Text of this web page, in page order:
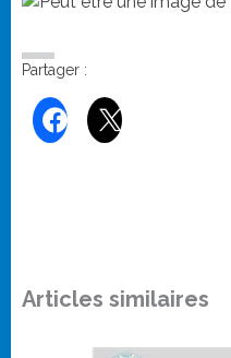
Partager :
Articles similaires